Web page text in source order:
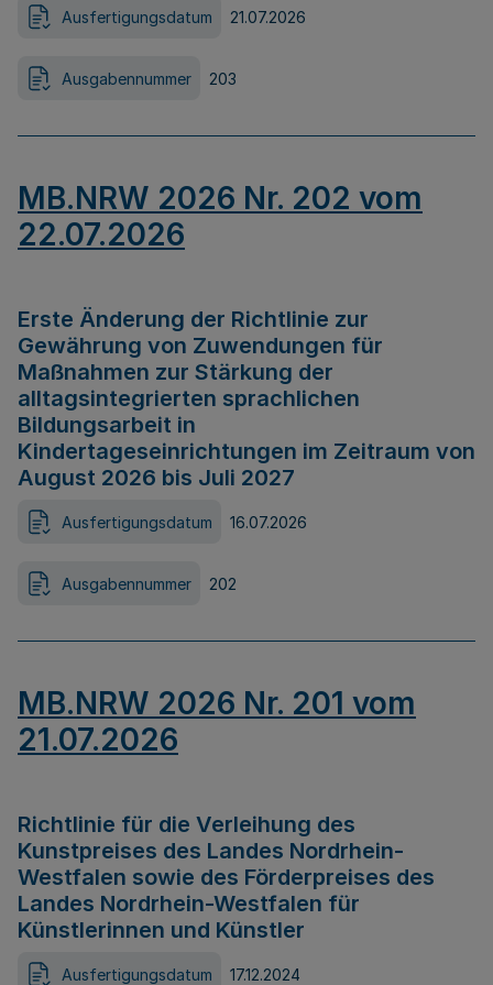
Ausfertigungsdatum 21.07.2026
Ausgabennummer 203
MB.NRW 2026 Nr. 202 vom
22.07.2026
Erste Änderung der Richtlinie zur
Gewährung von Zuwendungen für
Maßnahmen zur Stärkung der
alltagsintegrierten sprachlichen
Bildungsarbeit in
Kindertageseinrichtungen im Zeitraum von
August 2026 bis Juli 2027
Ausfertigungsdatum 16.07.2026
Ausgabennummer 202
MB.NRW 2026 Nr. 201 vom
21.07.2026
Richtlinie für die Verleihung des
Kunstpreises des Landes Nordrhein-
Westfalen sowie des Förderpreises des
Landes Nordrhein-Westfalen für
Künstlerinnen und Künstler
Ausfertigungsdatum 17.12.2024